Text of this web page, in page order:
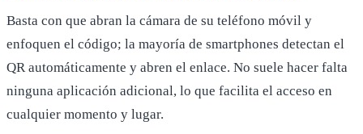
Basta con que abran la cámara de su teléfono móvil y
enfoquen el código; la mayoría de smartphones detectan el
QR automáticamente y abren el enlace. No suele hacer falta
ninguna aplicación adicional, lo que facilita el acceso en
cualquier momento y lugar.